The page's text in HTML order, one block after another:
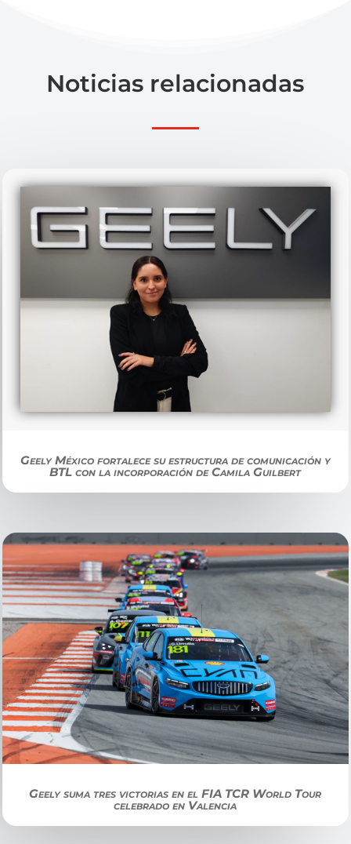
Noticias relacionadas
Geely México fortalece su estructura de comunicación y
BTL con la incorporación de Camila Guilbert
Geely suma tres victorias en el FIA TCR World Tour
celebrado en Valencia